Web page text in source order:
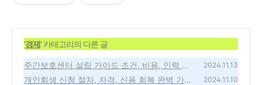
'경제' 카테고리의 다른 글
주간보호센터 설립 가이드 조건, 비용, 인력 요
건부터 창업 전망
(9)
2024.11.13
개인회생 신청 절차, 자격, 신용 회복 완벽 가
2024.11.10